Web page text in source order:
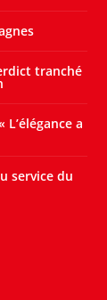
tranché
a
service du